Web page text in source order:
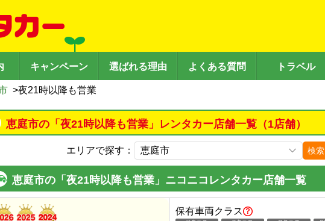
キャンペーン 選ばれる理由 よくある質問 トラベル
>夜21時以降も営業
恵庭市の「夜21時以降も営業」レンタカー店舗一覧（1店舗）
エリアで探す： 検索
恵庭市の「夜21時以降も営業」ニコニコレンタカー店舗一覧
保有車両クラス